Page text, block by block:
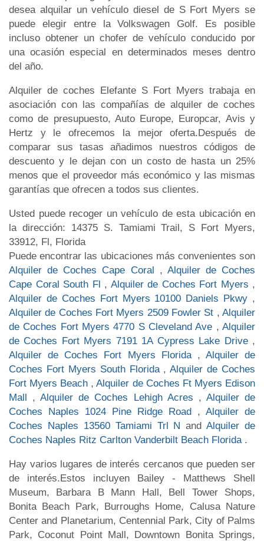
desea alquilar un vehículo diesel de S Fort Myers se
puede elegir entre la Volkswagen Golf. Es posible
incluso obtener un chofer de vehículo conducido por
una ocasión especial en determinados meses dentro
del año.
Alquiler de coches Elefante S Fort Myers trabaja en
asociación con las compañías de alquiler de coches
como de presupuesto, Auto Europe, Europcar, Avis y
Hertz y le ofrecemos la mejor oferta.Después de
comparar sus tasas añadimos nuestros códigos de
descuento y le dejan con un costo de hasta un 25%
menos que el proveedor más económico y las mismas
garantías que ofrecen a todos sus clientes.
Usted puede recoger un vehículo de esta ubicación en
la dirección: 14375 S. Tamiami Trail, S Fort Myers,
33912, Fl, Florida
Puede encontrar las ubicaciones más convenientes son
Alquiler de Coches Cape Coral , Alquiler de Coches
Cape Coral South Fl , Alquiler de Coches Fort Myers ,
Alquiler de Coches Fort Myers 10100 Daniels Pkwy ,
Alquiler de Coches Fort Myers 2509 Fowler St ,Alquiler
de Coches Fort Myers 4770 S Cleveland Ave ,Alquiler
de Coches Fort Myers 7191 1A Cypress Lake Drive ,
Alquiler de Coches Fort Myers Florida , Alquiler de
Coches Fort Myers South Florida ,Alquiler de Coches
Fort Myers Beach ,Alquiler de Coches Ft Myers Edison
Mall ,Alquiler de Coches Lehigh Acres , Alquiler de
Coches Naples 1024 Pine Ridge Road , Alquiler de
Coches Naples 13560 Tamiami Trl NandAlquiler de
Coches Naples Ritz Carlton Vanderbilt Beach Florida .
Hay varios lugares de interés cercanos que pueden ser
de interés.Estos incluyen Bailey - Matthews Shell
Museum, Barbara B Mann Hall, Bell Tower Shops,
Bonita Beach Park, Burroughs Home, Calusa Nature
Center and Planetarium, Centennial Park, City of Palms
Park, Coconut Point Mall, Downtown Bonita Springs,